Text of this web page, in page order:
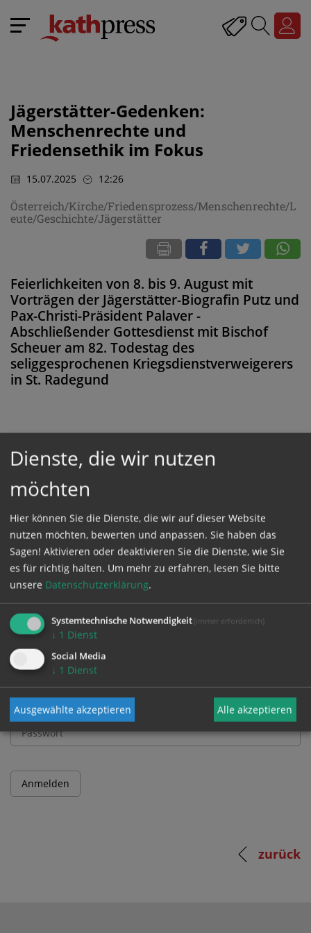
Jägerstätter-Gedenken:
Menschenrechte und
Friedensethik im Fokus
15.07.2025 12:26
Österreich/Kirche/Friedensprozess/Menschenrechte/L
eute/Geschichte/Jägerstätter
Feierlichkeiten von 8. bis 9. August mit
Vorträgen der Jägerstätter-Biografin Putz und
Pax-Christi-Präsident Palaver -
Abschließender Gottesdienst mit Bischof
Scheuer am 82. Todestag des
seliggesprochenen Kriegsdienstverweigerers
in St. Radegund
Diese Meldung ist nicht frei verfügbar. Bitte
loggen Sie sich ein, oder bestellen Sie das
ProduktKathpress_online
GESCHÜTZTER BEREICH
Bitte melden Sie sich mit Ihrem Benutzernamen
und Passwort an.
Benutzername
Passwort
zurück
Dienste, die wir nutzen
möchten
Hier können Sie die Dienste, die wir auf dieser Website
nutzen möchten, bewerten und anpassen. Sie haben das
Sagen! Aktivieren oder deaktivieren Sie die Dienste, wie Sie
es für richtig halten. Um mehr zu erfahren, lesen Sie bitte
unsere Datenschutzerklärung.
Systemtechnische Notwendigkeit (immer erforderlich)
↓ 1 Dienst
Social Media
↓ 1 Dienst
Ausgewählte akzeptieren Alle akzeptieren